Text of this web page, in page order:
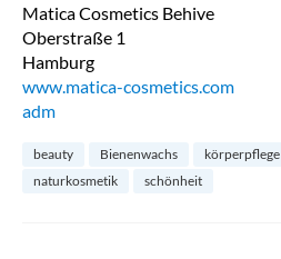
Matica Cosmetics Behive
Oberstraße 1
Hamburg
www.matica-cosmetics.com
adm
beauty Bienenwachs körperpflege
naturkosmetik
schönheit